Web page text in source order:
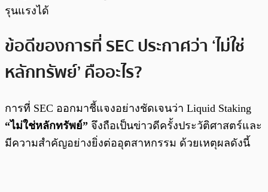
รุนแรงได้
ข้อดีของการที่ SEC ประกาศว่า ‘ไม่ใช่
หลักทรัพย์’ คืออะไร?
การที่ SEC ออกมาชี้แจงอย่างชัดเจนว่า Liquid Staking
“ไม่ใช่หลักทรัพย์” จึงถือเป็นข่าวดีครั้งประวัติศาสตร์และ
มีความสำคัญอย่างยิ่งต่ออุตสาหกรรม ด้วยเหตุผลดังนี้